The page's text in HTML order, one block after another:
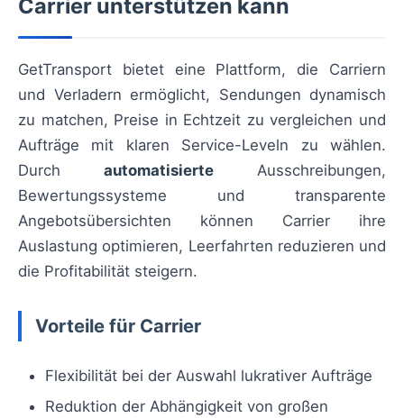
Carrier unterstützen kann
GetTransport bietet eine Plattform, die Carriern
und Verladern ermöglicht, Sendungen dynamisch
zu matchen, Preise in Echtzeit zu vergleichen und
Aufträge mit klaren Service-Leveln zu wählen.
Durch automatisierte Ausschreibungen,
Bewertungssysteme und transparente
Angebotsübersichten können Carrier ihre
Auslastung optimieren, Leerfahrten reduzieren und
die Profitabilität steigern.
Vorteile für Carrier
Flexibilität bei der Auswahl lukrativer Aufträge
Reduktion der Abhängigkeit von großen